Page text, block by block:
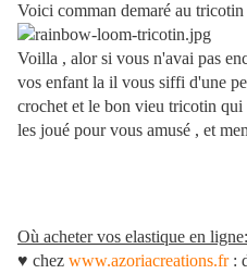
Voici comman demaré au tricotin
Voilla , alor si vous n'avai pas
vos enfant la il vous siffi d'une
crochet et le bon vieu tricotin
les joué pour vous amusé , et
Où acheter vos elastique en ligne:
♥ chez www.azoriacreations.fr: